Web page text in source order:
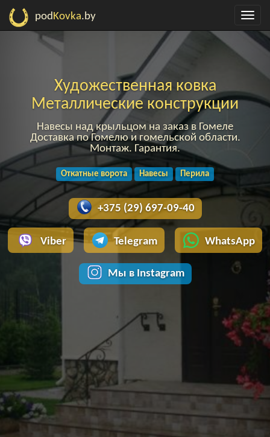
podKovka.by
Художественная ковка
Металлические конструкции
Навесы над крыльцом на заказ в Гомеле
Доставка по Гомелю и гомельской области.
Монтаж. Гарантия.
Откатные ворота Навесы Перила
+375 (29) 697-09-40
Viber Telegram WhatsApp
Мы в Instagram